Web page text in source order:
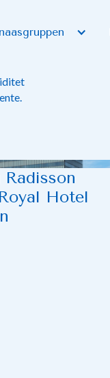
Hotel